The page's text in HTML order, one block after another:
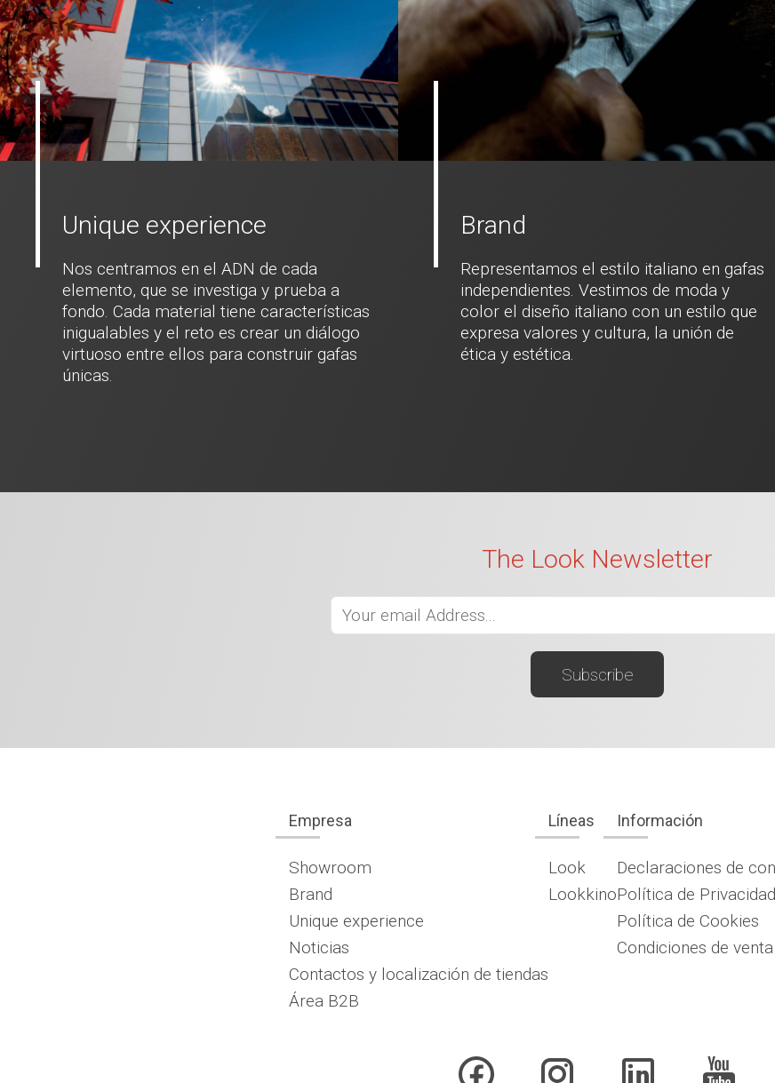
Unique experience
Nos centramos en el ADN de cada
elemento, que se investiga y prueba a
fondo. Cada material tiene características
inigualables y el reto es crear un diálogo
virtuoso entre ellos para construir gafas
únicas.
Brand
Representamos el estilo italiano en gafas
independientes. Vestimos de moda y
color el diseño italiano con un estilo que
expresa valores y cultura, la unión de
ética y estética.
The Look Newsletter
Empresa
Showroom
Brand
Unique experience
Noticias
Contactos y localización de tiendas
Área B2B
Líneas
Look
Lookkino
Información
Declaraciones de
Política de Privacidad
Política de Cookies
Condiciones de venta